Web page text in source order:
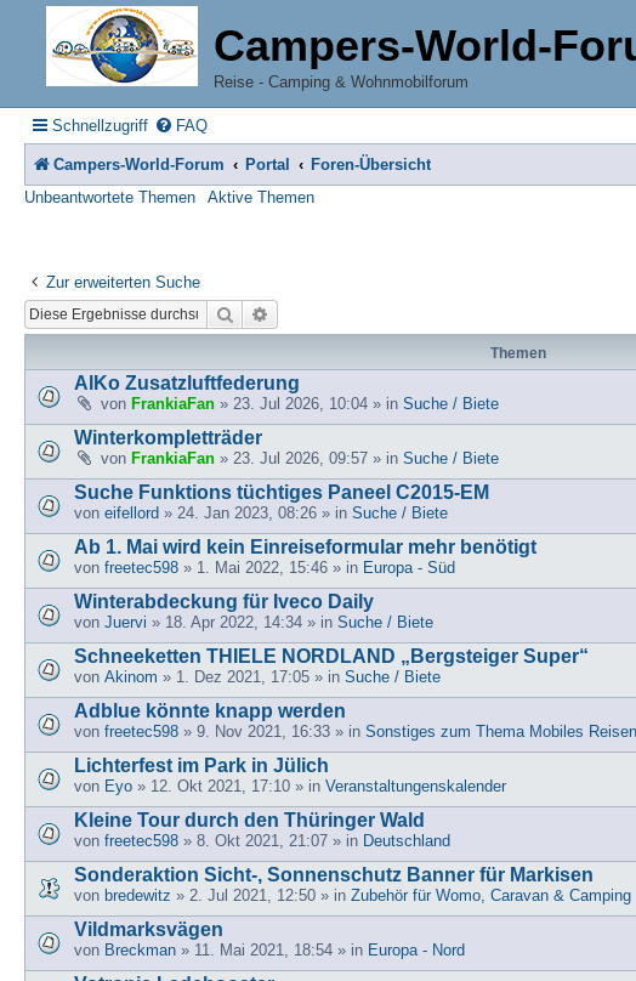
Campers-World-
Reise - Camping & Wohnmobilforum
Schnellzugriff FAQ
Campers-World-Forum Portal
Foren-Übersicht
Unbeantwortete Themen
Aktive Themen
Zur erweiterten Suche
Suche
Themen
AlKo Zusatzluftfederung
von FrankiaFan » 23. Jul 2026, 10:04 » in Suche / Biete
Winterkompletträder
von FrankiaFan » 23. Jul 2026, 09:57 » in Suche / Biete
Suche Funktions tüchtiges Paneel C2015-EM
von eifellord » 24. Jan 2023, 08:26 » in Suche / Biete
Ab 1. Mai wird kein Einreiseformular mehr benötigt
von freetec598 » 1. Mai 2022, 15:46 » in Europa - Süd
Winterabdeckung für Iveco Daily
von Juervi » 18. Apr 2022, 14:34 » in Suche / Biete
Schneeketten THIELE NORDLAND „Bergsteiger Super“
von Akinom » 1. Dez 2021, 17:05 » in Suche / Biete
Adblue könnte knapp werden
von freetec598 » 9. Nov 2021, 16:33 » in Sonstiges zum Thema Mobiles Reisen
Lichterfest im Park in Jülich
von Eyo » 12. Okt 2021, 17:10 » in Veranstaltungenskalender
Kleine Tour durch den Thüringer Wald
von freetec598 » 8. Okt 2021, 21:07 » in Deutschland
Sonderaktion Sicht-, Sonnenschutz Banner für Markisen
von bredewitz » 2. Jul 2021, 12:50 » in Zubehör für Womo, Caravan & Camping
Vildmarksvägen
von Breckman » 11. Mai 2021, 18:54 » in Europa - Nord